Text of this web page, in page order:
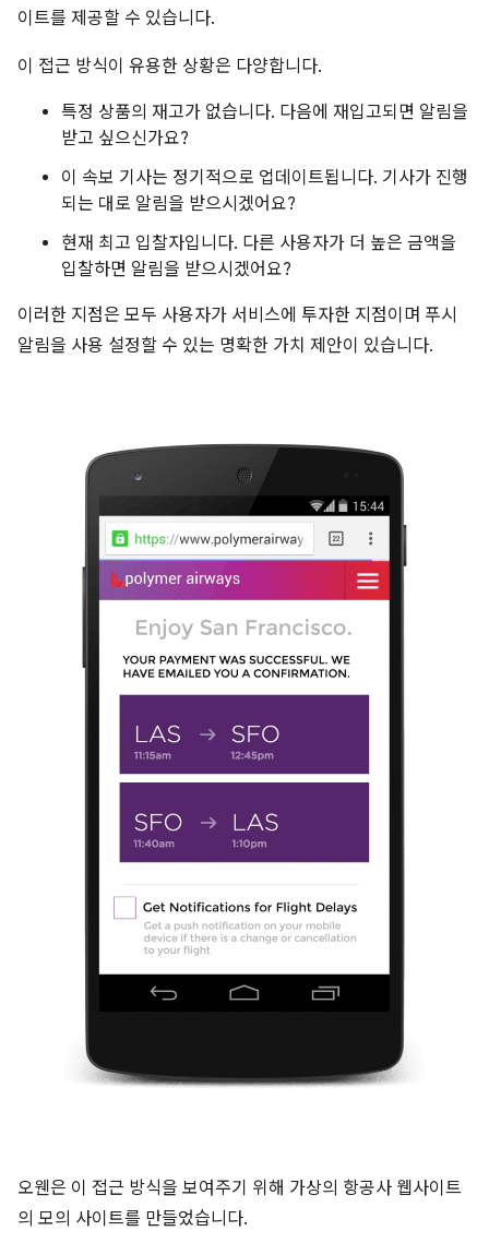
이트를 제공할 수 있습니다.
이 접근 방식이 유용한 상황은 다양합니다.
특정 상품의 재고가 없습니다. 다음에 재입고되면 알림을
받고 싶으신가요?
이 속보 기사는 정기적으로 업데이트됩니다. 기사가 진행
되는 대로 알림을 받으시겠어요?
현재 최고 입찰자입니다. 다른 사용자가 더 높은 금액을
입찰하면 알림을 받으시겠어요?
이러한 지점은 모두 사용자가 서비스에 투자한 지점이며 푸시
알림을 사용 설정할 수 있는 명확한 가치 제안이 있습니다.
오웬은 이 접근 방식을 보여주기 위해 가상의 항공사 웹사이트
의 모의 사이트를 만들었습니다.